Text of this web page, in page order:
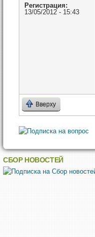
Регистрация:
13/05/2012 - 15:43
Вверху
СБОР НОВОСТЕЙ